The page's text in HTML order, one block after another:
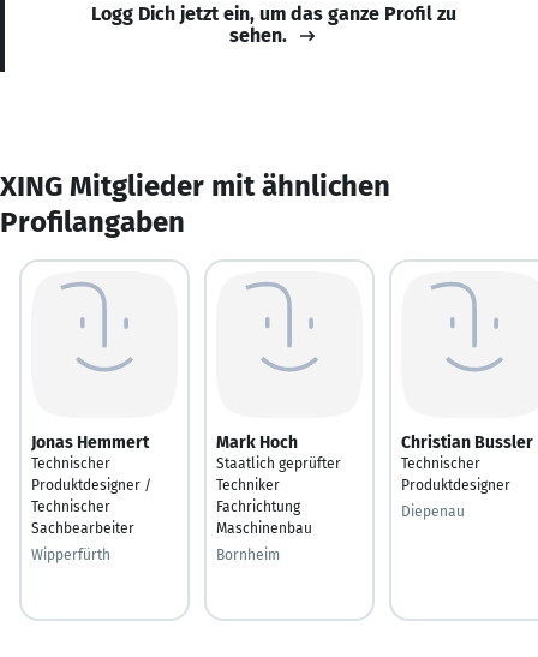
Logg Dich jetzt ein, um das ganze Profil zu
sehen.
XING Mitglieder mit ähnlichen
Profilangaben
Jonas Hemmert
Technischer
Produktdesigner /
Technischer
Sachbearbeiter
Wipperfürth
Mark Hoch
Staatlich geprüfter
Techniker
Fachrichtung
Maschinenbau
Bornheim
Christian Bussler
Technischer
Produktdesigner
Diepenau